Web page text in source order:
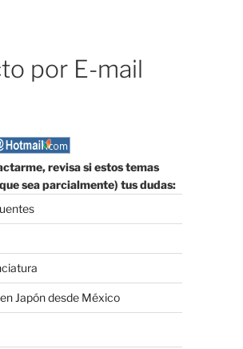
por E-mail
revisa si estos temas
sea parcialmente) tus dudas:
Japón desde México